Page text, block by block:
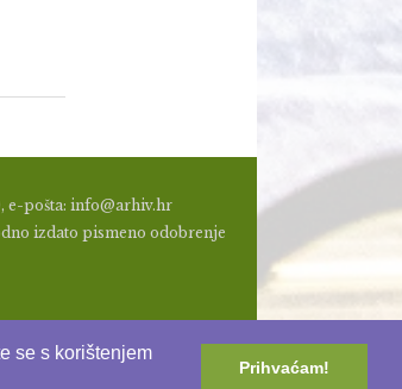
se s korištenjem
Prihvaćam!
e-pošta: info@arhiv.hr
izdato pismeno odobrenje